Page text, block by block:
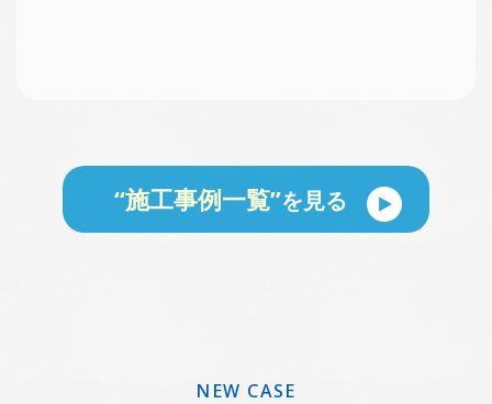
“施工事例一覧”を見る
NEW CASE